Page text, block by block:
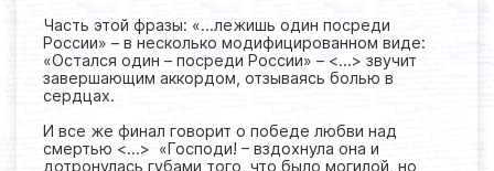
Часть этой фразы: «…лежишь один посреди
России» – в несколько модифицированном виде:
«Остался один – посреди России» – <...> звучит
завершающим аккордом, отзываясь болью в
сердцах.
И все же финал говорит о победе любви над
смертью <...> «Господи! – вздохнула она и
дотронулась губами того, что было могилой, но